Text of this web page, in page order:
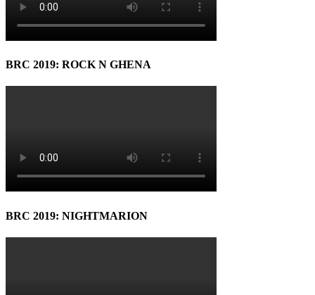
BRC 2019: ROCK N GHENA
BRC 2019: NIGHTMARION